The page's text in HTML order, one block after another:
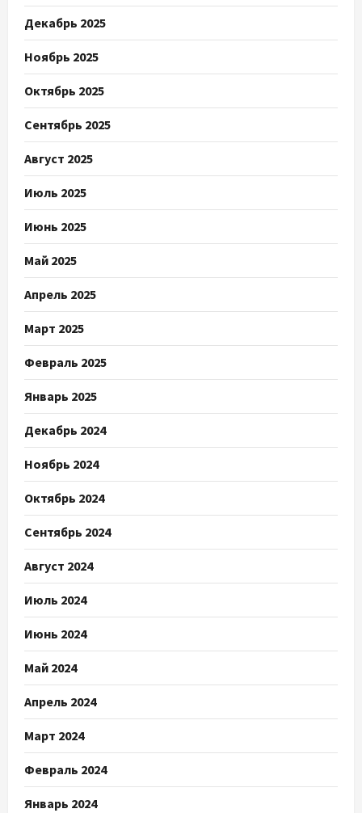
Декабрь 2025
Ноябрь 2025
Октябрь 2025
Сентябрь 2025
Август 2025
Июль 2025
Июнь 2025
Май 2025
Апрель 2025
Март 2025
Февраль 2025
Январь 2025
Декабрь 2024
Ноябрь 2024
Октябрь 2024
Сентябрь 2024
Август 2024
Июль 2024
Июнь 2024
Май 2024
Апрель 2024
Март 2024
Февраль 2024
Январь 2024